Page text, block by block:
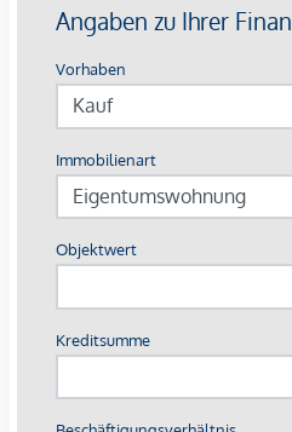
Parkett- und
Holzoberflächen &
Fußbodenheizung & -
Außenliegender
Rollläden)
Moderne
von EUR 286.000,- bis EUR
Zu erwartender Mietertrag